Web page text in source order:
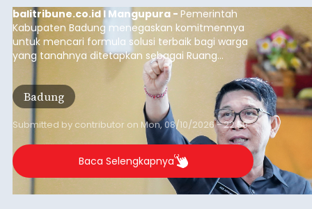
balitribune.co.id I Mangupura - Pemerintah
Kabupaten Badung menegaskan komitmennya
untuk mencari formula solusi terbaik bagi warga
yang tanahnya ditetapkan sebagai Ruang
Terbuka Hijau (RTH) maupun Lahan Pertanian
Pangan Berkelanjutan (LP2B).
Badung
Submitted by contributor on Mon, 08/10/2026 - 22:59
Baca Selengkapnya